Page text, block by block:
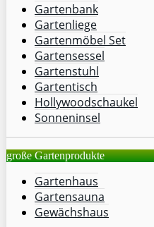
Gartenbank
Gartenliege
Gartenmöbel Set
Gartensessel
Gartenstuhl
Gartentisch
Hollywoodschaukel
Sonneninsel
große Gartenprodukte
Gartenhaus
Gartensauna
Gewächshaus